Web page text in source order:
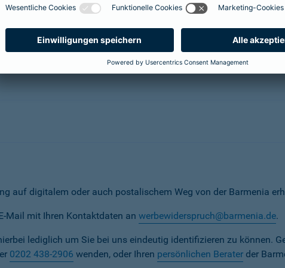
auf digitalem oder auch postalischem Weg von der Barmenia
Mail mit Ihren Kontaktdaten an werbewiderspruch@barmenia.de.
lediglich um Sie bei uns eindeutig identifizieren zu können.
0202 438-2906 wenden, oder Ihren persönlichen Berater der